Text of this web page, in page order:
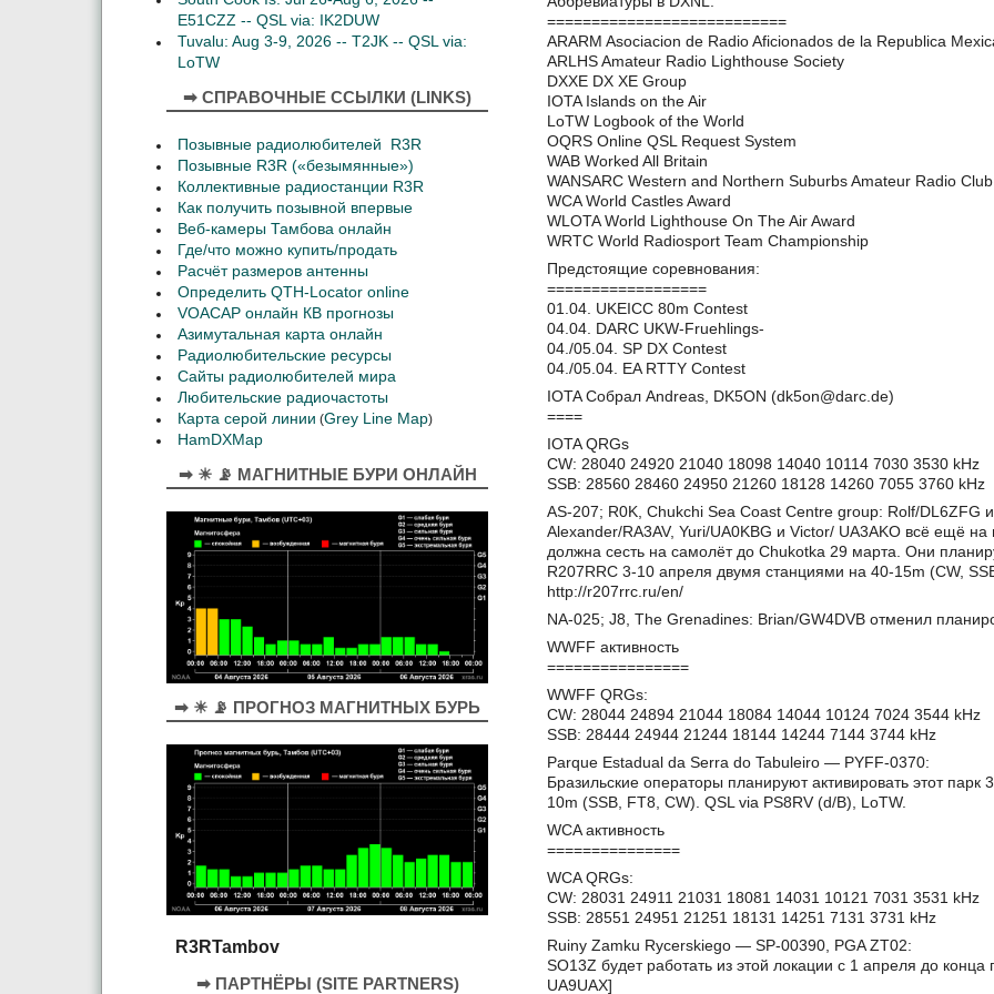
===========================
ARARM Asociacion de Radio Aficionados de la Republica
ARLHS Amateur Radio Lighthouse Society
DXXE DX XE Group
IOTA Islands on the Air
LoTW Logbook of the World
OQRS Online QSL Request System
WAB Worked All Britain
WANSARC Western and Northern Suburbs Amateur Radio Club
WCA World Castles Award
WLOTA World Lighthouse On The Air Award
WRTC World Radiosport Team Championship
Предстоящие соревнования:
==================
01.04. UKEICC 80m Contest
04.04. DARC UKW-Fruehlings-
04./05.04. SP DX Contest
04./05.04. EA RTTY Contest
IOTA Собрал Andreas, DK5ON (dk5on@darc.de)
====
IOTA QRGs
CW: 28040 24920 21040 18098 14040 10114 7030 3530 kHz
SSB: 28560 28460 24950 21260 18128 14260 7055 3760 kHz
AS-207; R0K, Chukchi Sea Coast Centre group: Rolf/DL6ZFG
Alexander/RA3AV, Yuri/UA0KBG и Victor/ UA3AKO всё ещё
должна сесть на самолёт до Chukotka 29 марта. Они
R207RRC 3-10 апреля двумя станциями на 40-15m (CW,
http://r207rrc.ru/en/
NA-025; J8, The Grenadines: Brian/GW4DVB отменил
WWFF активность
================
WWFF QRGs:
CW: 28044 24894 21044 18084 14044 10124 7024 3544 kHz
SSB: 28444 24944 21244 18144 14244 7144 3744 kHz
Parque Estadual da Serra do Tabuleiro — PYFF-0370:
Бразильские операторы планируют активировать этот
10m (SSB, FT8, CW). QSL via PS8RV (d/B), LoTW.
WCA активность
===============
WCA QRGs:
CW: 28031 24911 21031 18081 14031 10121 7031 3531 kHz
SSB: 28551 24951 21251 18131 14251 7131 3731 kHz
Ruiny Zamku Rycerskiego — SP-00390, PGA ZT02:
SO13Z будет работать из этой локации с 1 апреля до
UA9UAX]
E51CZZ -- QSL via: IK2DUW
Tuvalu: Aug 3-9, 2026 -- T2JK -- QSL via:
LoTW
➡ СПРАВОЧНЫЕ ССЫЛКИ (LINKS)
Позывные радиолюбителей R3R
Позывные R3R («безымянные»)
Коллективные радиостанции R3R
Как получить позывной впервые
Веб-камеры Тамбова онлайн
Где/что можно купить/продать
Расчёт размеров антенны
Определить QTH-Locator online
VOACAP онлайн КВ прогнозы
Азимутальная карта онлайн
Радиолюбительские ресурсы
Сайты радиолюбителей мира
Любительские радиочастоты
Карта серой линии (Grey Line Map)
HamDXMap
➡ ☀ 📡 МАГНИТНЫЕ БУРИ ОНЛАЙН
➡ ☀ 📡 ПРОГНОЗ МАГНИТНЫХ БУРЬ
R3RTambov
➡ ПАРТНЁРЫ (SITE PARTNERS)